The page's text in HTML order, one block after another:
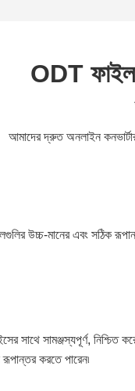
ODT
আমাদের দ্রুত অনলাইন
উচ্চ-মানের এবং সঠিক
সাথে সামঞ্জস্যপূর্ণ, নিশ্চিত
করতে পারেন৷